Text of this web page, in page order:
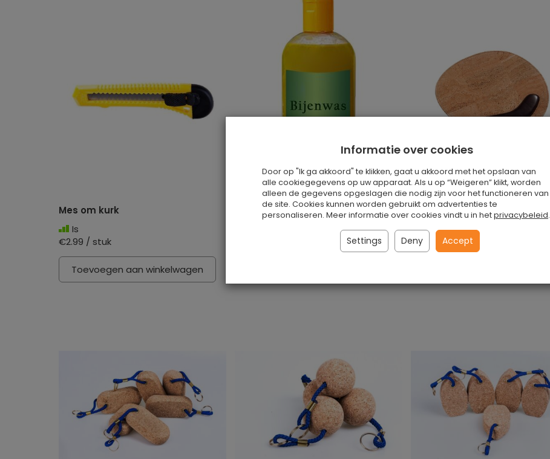
Mes om kurk
Is
€2.99 / stuk
Toevoegen aan winkelwagen
Kurk Bijen Was
De Muis Stootkussen
Is
€16.90 / stuk
Informatie over cookies
Door op "Ik ga akkoord" te klikken, gaat u akkoord met het opslaan van
alle cookiegegevens op uw apparaat. Als u op “Weigeren” klikt, worden
alleen de gegevens opgeslagen die nodig zijn voor het functioneren van
de site. Cookies kunnen worden gebruikt om advertenties te
personaliseren. Meer informatie over cookies vindt u in hetprivacybeleid.
Settings Deny Accept